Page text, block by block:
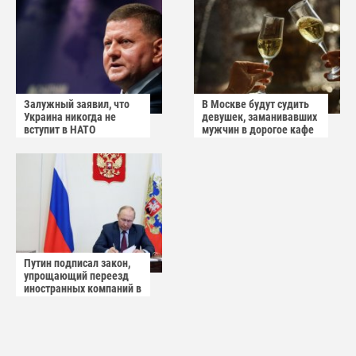
Залужный заявил, что
Украина никогда не
вступит в НАТО
В Москве будут судить
девушек, заманивавших
мужчин в дорогое кафе
Путин подписал закон,
упрощающий переезд
иностранных компаний в